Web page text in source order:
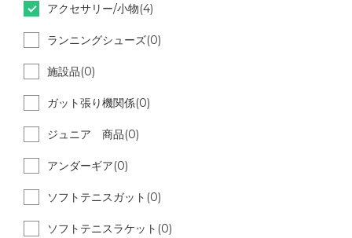
アクセサリー/小物(4)
ランニングシューズ(0)
施設品(0)
ガット張り機関係(0)
ジュニア 商品(0)
アンダーギア(0)
ソフトテニスガット(0)
ソフトテニスラケット(0)